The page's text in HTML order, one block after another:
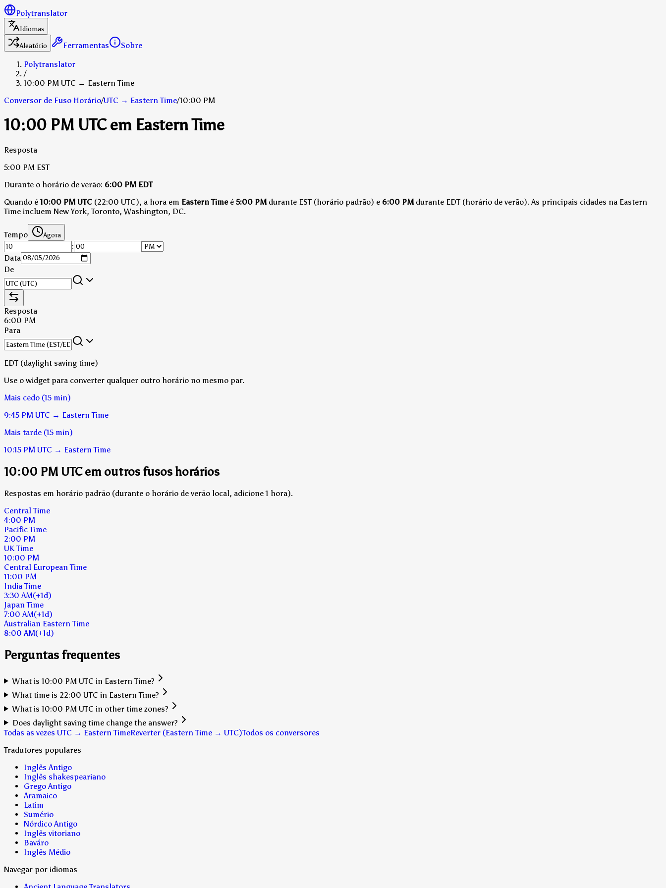
Polytranslator
Idiomas
Aleatório
Ferramentas
Sobre
Polytranslator
/
10:00 PM UTC → Eastern Time
Conversor de Fuso Horário/UTC → Eastern Time/10:00 PM
10:00 PM UTC em Eastern Time
Resposta
5:00 PM EST
Durante o horário de verão: 6:00 PM EDT
Quando é10:00 PM UTC (22:00 UTC), a hora em Eastern Timeé 5:00 PM durante EST (horário padrão) e 6:00 PM durante EDT (horário de verão). As principais cidades na Eastern
Time incluem New York, Toronto, Washington, DC.
Tempo Agora
:
Data
De
Resposta
6:00 PM
Para
EDT (daylight saving time)
Use o widget para converter qualquer outro horário no mesmo par.
Mais cedo (15 min)
9:45 PM UTC → Eastern Time
Mais tarde (15 min)
10:15 PM UTC → Eastern Time
10:00 PM UTC em outros fusos horários
Respostas em horário padrão (durante o horário de verão local, adicione 1 hora).
Central Time
4:00 PM
Pacific Time
2:00 PM
UK Time
10:00 PM
Central European Time
11:00 PM
India Time
3:30 AM(+1d)
Japan Time
7:00 AM(+1d)
Australian Eastern Time
8:00 AM(+1d)
Perguntas frequentes
What is 10:00 PM UTC in Eastern Time?
What time is 22:00 UTC in Eastern Time?
What is 10:00 PM UTC in other time zones?
Does daylight saving time change the answer?
Todas as vezes UTC → Eastern TimeReverter (Eastern Time → UTC)Todos os conversores
Tradutores populares
Inglês Antigo
Inglês shakespeariano
Grego Antigo
Aramaico
Latim
Sumério
Nórdico Antigo
Inglês vitoriano
Baváro
Inglês Médio
Navegar por idiomas